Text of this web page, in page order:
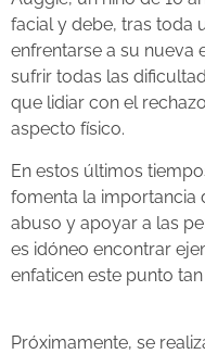
facial y debe, tras toda
enfrentarse a su nueva
sufrir todas las
que lidiar con el
aspecto físico.
En estos últimos
fomenta la importancia
abuso y apoyar a las
es idóneo encontrar
enfaticen este punto tan
Próximamente, se